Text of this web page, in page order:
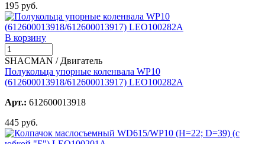
195 руб.
В корзину
SHACMAN / Двигатель
Полукольца упорные коленвала WP10
(612600013918/612600013917) LEO100282A
Арт.: 612600013918
445 руб.